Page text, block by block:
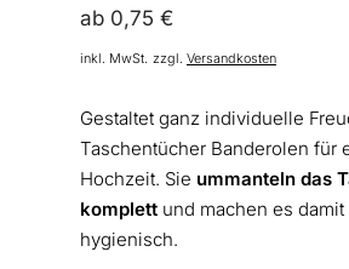
ab 0,75 €
inkl. MwSt. zzgl. Versandkosten
Gestaltet ganz individuelle
Taschentücher Banderolen für
Hochzeit. Sie ummanteln das
komplettund machen es damit
hygienisch.